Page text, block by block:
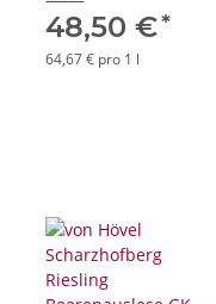
48,50 €*
64,67 € pro 1 l